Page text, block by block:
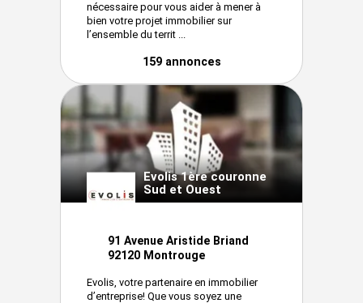
nécessaire pour vous aider à mener à
bien votre projet immobilier sur
l’ensemble du territ ...
159 annonces
Evolis 1ère couronne
Sud et Ouest
91 Avenue Aristide Briand
92120 Montrouge
Evolis, votre partenaire en immobilier
d’entreprise! Que vous soyez une